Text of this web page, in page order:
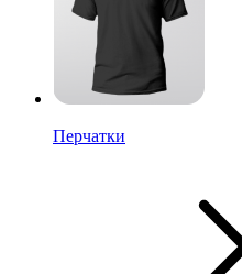
Перчатки